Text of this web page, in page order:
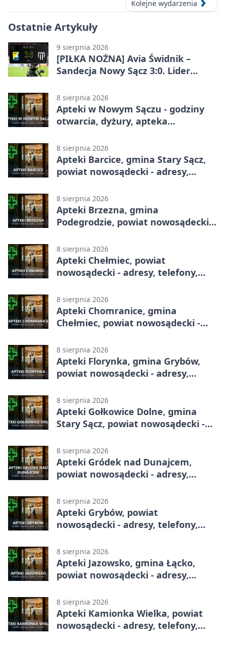
Kolejne wydarzenia
Ostatnie Artykuły
9 sierpnia 2026
[PIŁKA NOŻNA] Avia Świdnik –
Sandecja Nowy Sącz 3:0. Lider
sądeczan
8 sierpnia 2026
Apteki w Nowym Sączu - godziny
otwarcia, dyżury, apteka
8 sierpnia 2026
Apteki Barcice, gmina Stary Sącz,
powiat nowosądecki - adresy,
8 sierpnia 2026
Apteki Brzezna, gmina
Podegrodzie, powiat nowosądecki -
8 sierpnia 2026
Apteki Chełmiec, powiat
nowosądecki - adresy, telefony,
8 sierpnia 2026
Apteki Chomranice, gmina
Chełmiec, powiat nowosądecki -
8 sierpnia 2026
Apteki Florynka, gmina Grybów,
powiat nowosądecki - adresy,
8 sierpnia 2026
Apteki Gołkowice Dolne, gmina
Stary Sącz, powiat nowosądecki -
8 sierpnia 2026
Apteki Gródek nad Dunajcem,
powiat nowosądecki - adresy,
8 sierpnia 2026
Apteki Grybów, powiat
nowosądecki - adresy, telefony,
8 sierpnia 2026
Apteki Jazowsko, gmina Łącko,
powiat nowosądecki - adresy,
8 sierpnia 2026
Apteki Kamionka Wielka, powiat
nowosądecki - adresy, telefony,